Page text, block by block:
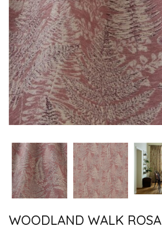
WOODLAND WALK ROSA